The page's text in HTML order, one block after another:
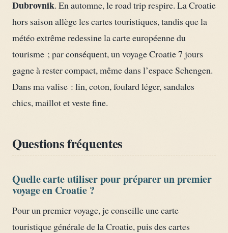
Dubrovnik. En automne, le road trip respire. La Croatie
hors saison allège les cartes touristiques, tandis que la
météo extrême redessine la carte européenne du
tourisme ; par conséquent, un voyage Croatie 7 jours
gagne à rester compact, même dans l’espace Schengen.
Dans ma valise : lin, coton, foulard léger, sandales
chics, maillot et veste fine.
Questions fréquentes
Quelle carte utiliser pour préparer un premier
voyage en Croatie ?
Pour un premier voyage, je conseille une carte
touristique générale de la Croatie, puis des cartes